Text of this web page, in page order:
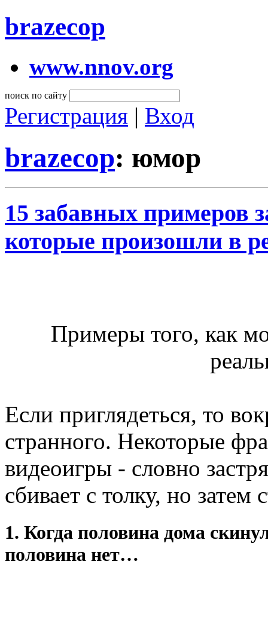
brazecop
www.nnov.org
поиск по сайту
Регистрация | Вход
brazecop: юмор
15 забавных примеров
которые произошли в
Примеры того, как
Если приглядеться, то
странного. Некоторые
видеоигры - словно
сбивает с толку, но
1. Когда половина дома
половина нет…